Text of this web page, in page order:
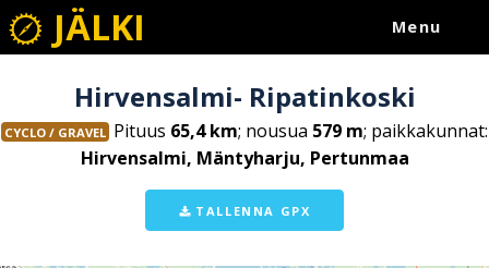
JÄLKI Menu
Hirvensalmi- Ripatinkoski
CYCLO / GRAVEL Pituus 65,4 km; nousua 579 m; paikkakunnat:
Hirvensalmi, Mäntyharju, Pertunmaa
TALLENNA GPX